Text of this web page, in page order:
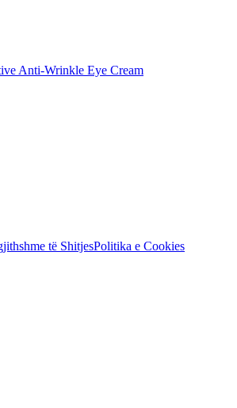
Anti-Wrinkle Eye Cream
të ShitjesPolitika e Cookies